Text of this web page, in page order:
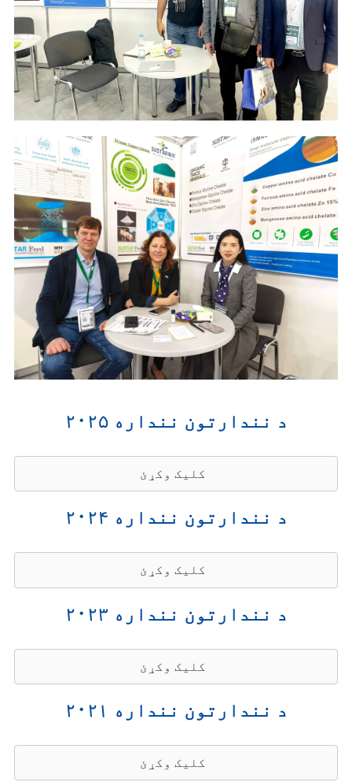
د نندارتون ننداره ۲۰۲۵
کلیک وکړئ
د نندارتون ننداره ۲۰۲۴
کلیک وکړئ
د نندارتون ننداره ۲۰۲۳
کلیک وکړئ
د نندارتون ننداره ۲۰۲۱
کلیک وکړئ